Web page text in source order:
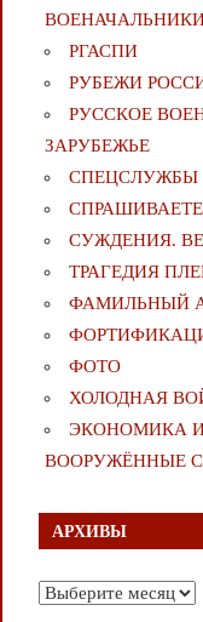
РГАСПИ
РУБЕЖИ
РУССКОЕ
ЗАРУБЕЖЬЕ
СПЕЦСЛУЖБЫ
СУЖДЕНИЯ.
ТРАГЕДИЯ
ФАМИЛЬНЫЙ
ФОТО
ХОЛОДНАЯ
ЭКОНОМИКА
ВООРУЖЁННЫЕ
АРХИВЫ
Архивы